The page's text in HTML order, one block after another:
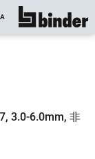
显示所有
3.0-6.0mm, 非